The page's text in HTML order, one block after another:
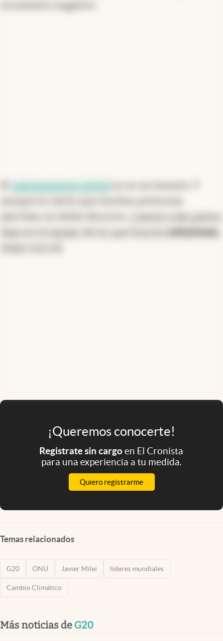
económico negativo.
calentamiento global
cuantos más países
haya en el equipo de los que buscan
soluciones
¡Queremos conocerte!
Registrate sin cargoen El Cronista
para una experiencia a tu medida.
Quiero registrarme
Temas relacionados
G20 ONU Javier Milei líderes mundiales
Cambio Climático
Más noticias de G20